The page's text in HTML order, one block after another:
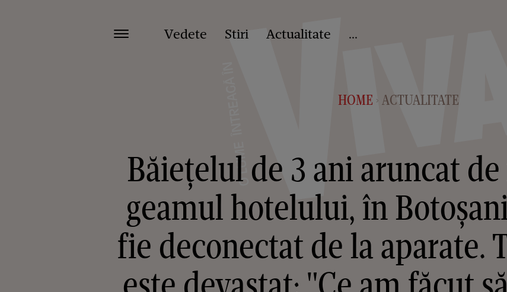
Vedete Stiri Actualitate ...
HOME > ACTUALITATE
Băiețelul de 3 ani aruncat
geamul hotelului, în
fie deconectat de la aparate.